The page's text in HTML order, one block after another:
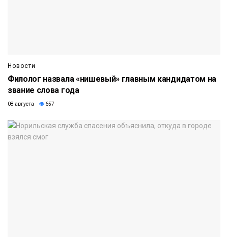
Новости
Филолог назвала «нишевый» главным кандидатом на
звание слова года
08 августа 657